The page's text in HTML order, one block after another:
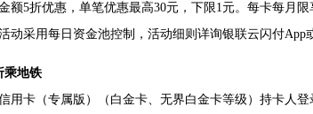
额5折优惠，单笔优惠最高30元，下限1元。每卡每月限
采用每日资金池控制，活动细则详询银联云闪付App
乘地铁
卡（专属版）（白金卡、无界白金卡等级）持卡人登